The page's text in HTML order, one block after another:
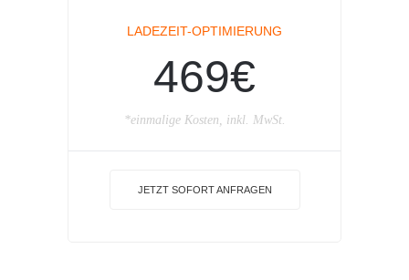
LADEZEIT-OPTIMIERUNG
469€
*einmalige Kosten, inkl. MwSt.
JETZT SOFORT ANFRAGEN